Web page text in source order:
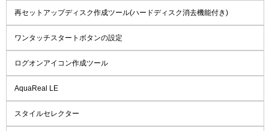
再セットアップディスク作成ツール(ハードディスク消去機能付き)
ワンタッチスタートボタンの設定
ログオンアイコン作成ツール
AquaReal LE
スタイルセレクター